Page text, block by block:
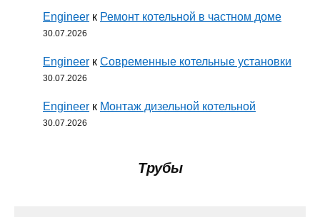
Engineer к Ремонт котельной в частном доме
30.07.2026
Engineer к Современные котельные установки
30.07.2026
Engineer к Монтаж дизельной котельной
30.07.2026
Трубы